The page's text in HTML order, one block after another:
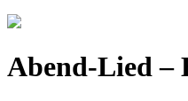
Abend-Lied –